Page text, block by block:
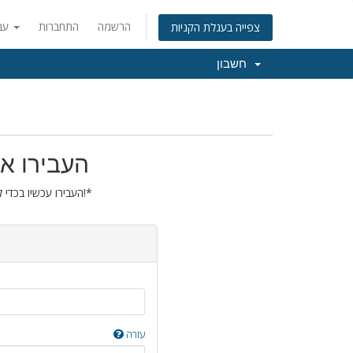
התחברות הרשמה צפייה בעגלת הקניות
העבירו
העבירו עכשיו בכדי להאריך את הרישום של הדומיין שלכם בשנה נוספת!*
עזרה